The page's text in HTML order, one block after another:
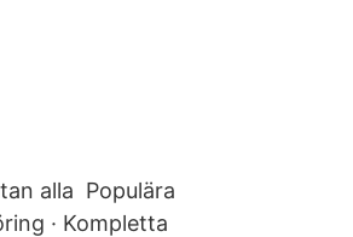
alla Populära
· Kompletta